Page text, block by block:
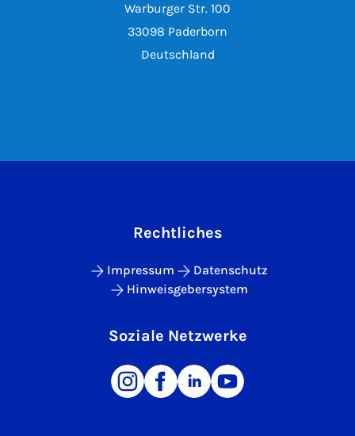
Warburger Str. 100
33098 Paderborn
Deutschland
Rechtliches
Impressum
Datenschutz
Hinweisgebersystem
Soziale Netzwerke